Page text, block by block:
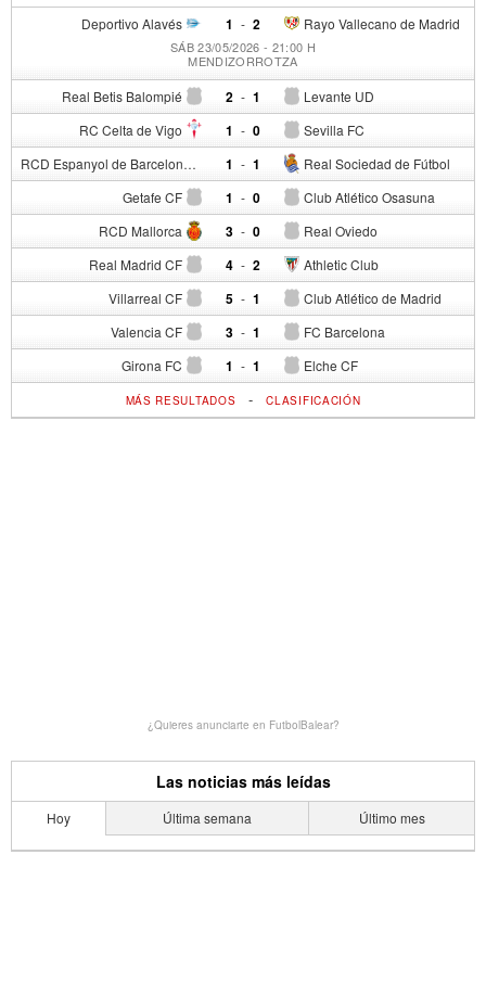
Deportivo Alavés 1 - Rayo Vallecano de Madrid
2
SÁB 23/05/2026 - 21:00 H
MENDIZORROTZA
Real Betis Balompié 2 - Levante UD
1
RC Celta de Vigo 1 - Sevilla FC
0
RCD Espanyol de Barcelona 1 - Real Sociedad de Fútbol
1
Getafe CF 1 - Club Atlético Osasuna
0
RCD Mallorca 3 - Real Oviedo
0
Real Madrid CF 4 - Athletic Club
2
Villarreal CF 5 - Club Atlético de Madrid
1
Valencia CF 3 - FC Barcelona
1
Girona FC 1 - Elche CF
1
MÁS RESULTADOS -CLASIFICACIÓN
¿Quieres anunciarte en FutbolBalear?
Las noticias más leídas
Hoy Última semana Último mes